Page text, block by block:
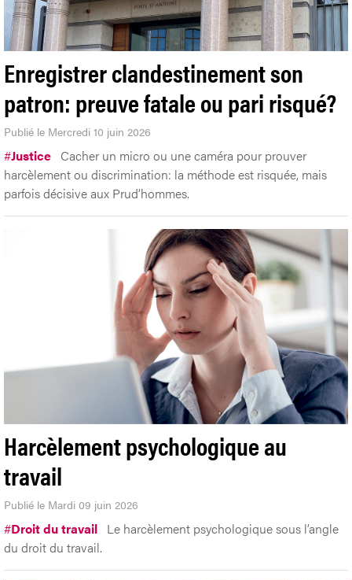
Enregistrer clandestinement son
patron: preuve fatale ou pari risqué?
Publié le Mercredi 10 juin 2026
#Justice Cacher un micro ou une caméra pour prouver
harcèlement ou discrimination: la méthode est risquée, mais
parfois décisive aux Prud’hommes.
Harcèlement psychologique au
travail
Publié le Mardi 09 juin 2026
#Droit du travail Le harcèlement psychologique sous l’angle
du droit du travail.